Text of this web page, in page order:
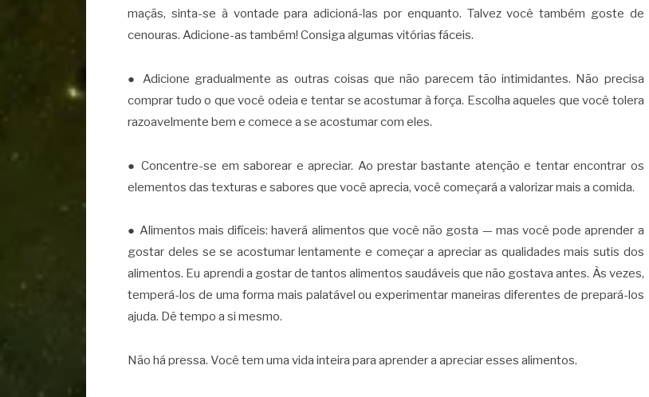
maçãs, sinta-se à vontade para adicioná-las por enquanto. Talvez você também goste de
cenouras. Adicione-as também! Consiga algumas vitórias fáceis.
● Adicione gradualmente as outras coisas que não parecem tão intimidantes. Não precisa
comprar tudo o que você odeia e tentar se acostumar à força. Escolha aqueles que você tolera
razoavelmente bem e comece a se acostumar com eles.
● Concentre-se em saborear e apreciar. Ao prestar bastante atenção e tentar encontrar os
elementos das texturas e sabores que você aprecia, você começará a valorizar mais a comida.
● Alimentos mais difíceis: haverá alimentos que você não gosta — mas você pode aprender a
gostar deles se se acostumar lentamente e começar a apreciar as qualidades mais sutis dos
alimentos. Eu aprendi a gostar de tantos alimentos saudáveis que não gostava antes. Às vezes,
temperá-los de uma forma mais palatável ou experimentar maneiras diferentes de prepará-los
ajuda. Dê tempo a si mesmo.
Não há pressa. Você tem uma vida inteira para aprender a apreciar esses alimentos.